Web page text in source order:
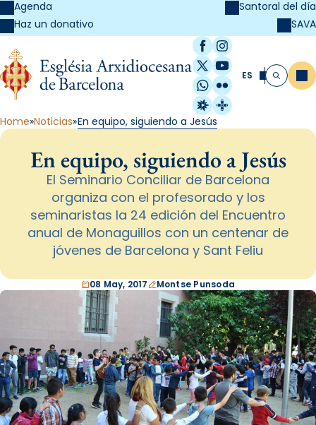
Agenda
Haz un donativo
Santoral del día
SAVA
Facebook
Instagram
X / Twitter
YouTube
WhatsApp
Flickr
Radio Estel
Catalunya
ES Buscar
Home Noticias En equipo, siguiendo a Jesús
En equipo, siguiendo a Jesús
El Seminario Conciliar de Barcelona
organiza con el profesorado y los
seminaristas la 24 edición del Encuentro
anual de Monaguillos con un centenar de
jóvenes de Barcelona y Sant Feliu
08 May, 2017 Montse Punsoda